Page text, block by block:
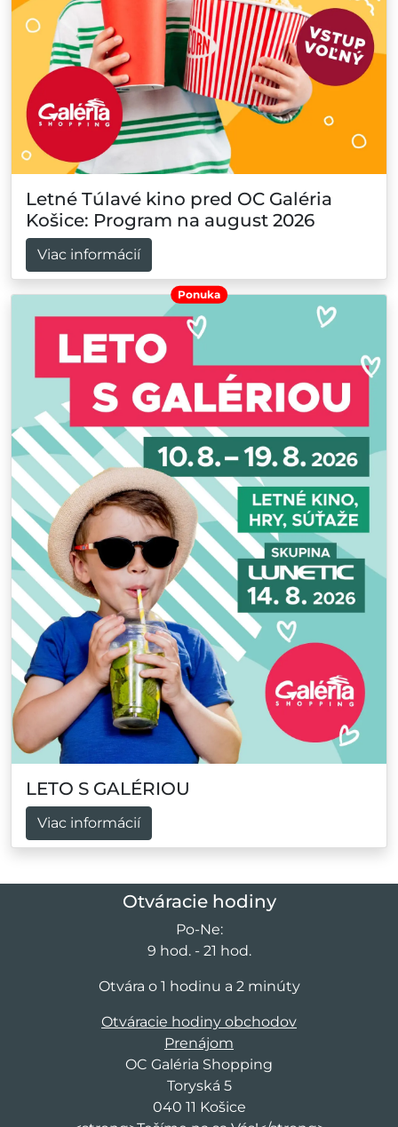
Letné Túlavé kino pred OC Galéria
Košice: Program na august 2026
Viac informácií
Ponuka
LETO S GALÉRIOU
Viac informácií
Otváracie hodiny
Po-Ne:
9 hod. - 21 hod.
Otvára o 1 hodinu a 2 minúty
Otváracie hodiny obchodov
Prenájom
OC Galéria Shopping
Toryská 5
040 11 Košice